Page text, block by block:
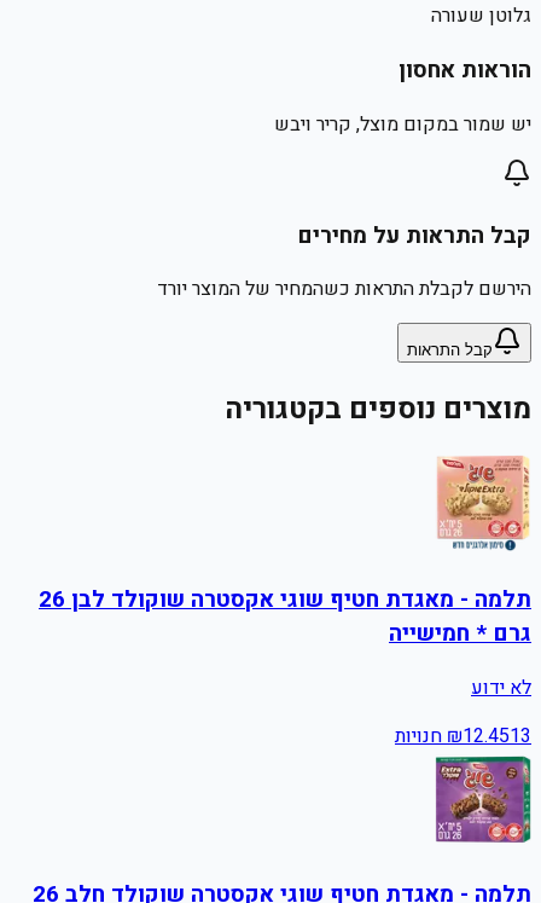
גלוטן שעורה
הוראות אחסון
יש שמור במקום מוצל, קריר ויבש
קבל התראות על מחירים
הירשם לקבלת התראות כשהמחיר של המוצר יורד
קבל התראות
מוצרים נוספים בקטגוריה
תלמה - מאגדת חטיף שוגי אקסטרה שוקולד לבן 26
גרם * חמישייה
לא ידוע
₪12.4513 חנויות
תלמה - מאגדת חטיף שוגי אקסטרה שוקולד חלב 26